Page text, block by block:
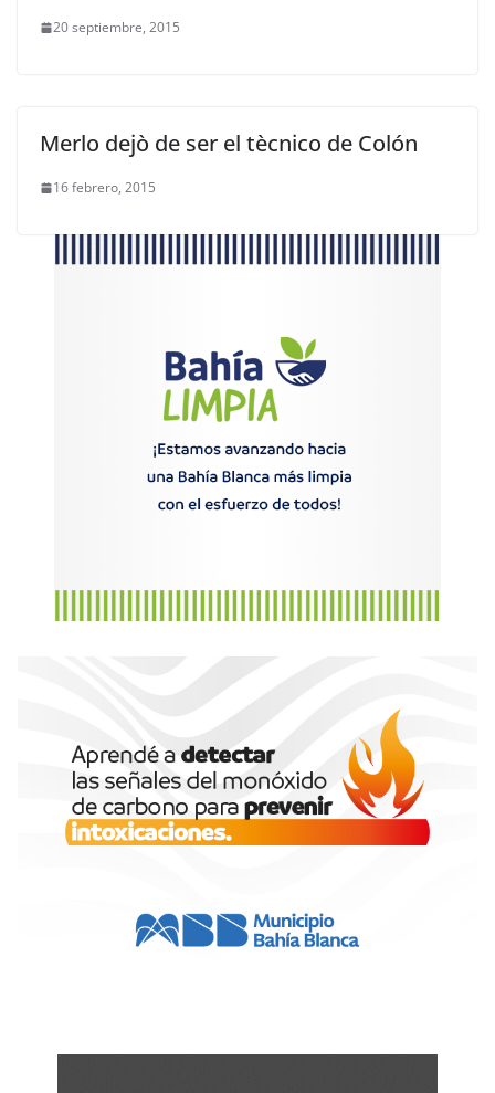
20 septiembre, 2015
Merlo dejò de ser el tècnico de Colón
16 febrero, 2015